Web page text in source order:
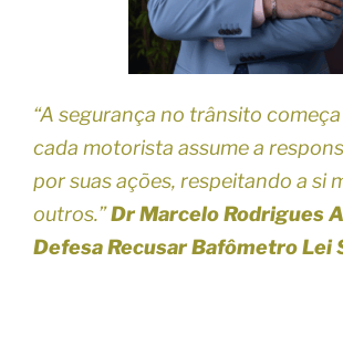
“A segurança no trânsito
cada motorista assume a
por suas ações, respeitando a si
outros.”Dr Marcelo Rodrigues
Defesa Recusar Bafômetro Lei